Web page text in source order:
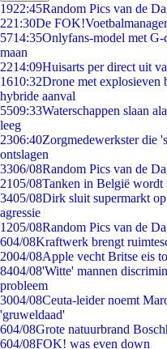
1922:45Random Pics van de
221:30De
5714:35Onlyfans-model met
maan
2214:09Huisarts per direct uit
1610:32Drone met
hybride aanval
5509:33Waterschappen slaan
leeg
2306:40Zorgmedewerkster die
ontslagen
3306/08Random Pics van de
2105/08Tanken in België wordt
3405/08Dirk sluit supermarkt
agressie
1205/08Random Pics van de
604/08Kraftwerk brengt
2004/08Apple vecht Britse eis
8404/08'Witte' mannen
probleem
3004/08Ceuta-leider noemt
'gruweldaad'
604/08Grote natuurbrand
604/08FOK! was even down